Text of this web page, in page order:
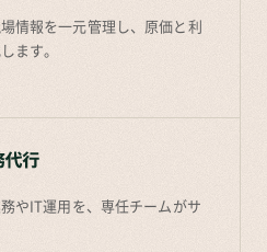
情報を一元管理し、原価と利
ます。
やIT運用を、専任チームがサ